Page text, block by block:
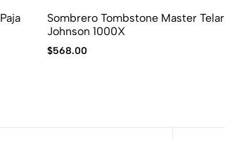
Sombrero Tombstone Master Telar
Johnson 1000X
$568.00